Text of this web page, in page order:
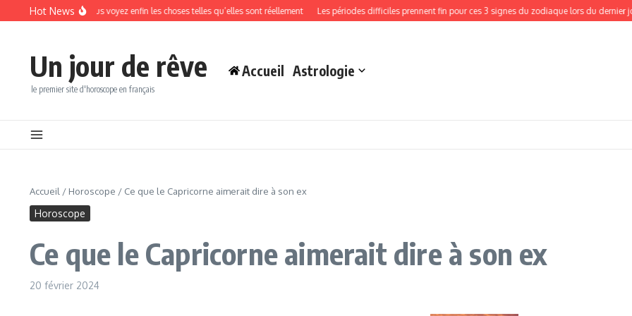
Aller au contenu
Hot News
2026 : Vous voyez enfin les choses telles qu’elles sont réellement Les périodes difficiles prennent fin pour ces 3 signes du zodiaque lors du dernier jour de
Un jour de rêve
le premier site d'horoscope en français
Accueil Astrologie
Accueil / Horoscope / Ce que le Capricorne aimerait dire à son ex
Horoscope
Ce que le Capricorne aimerait dire à son ex
20 février 2024